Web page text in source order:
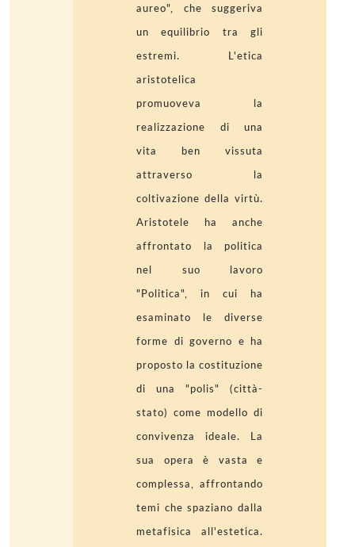
aureo", che suggeriva
un equilibrio tra gli
estremi. L'etica
aristotelica
promuoveva la
realizzazione di una
vita ben vissuta
attraverso la
coltivazione della virtù.
Aristotele ha anche
affrontato la politica
nel suo lavoro
"Politica", in cui ha
esaminato le diverse
forme di governo e ha
proposto la costituzione
di una "polis" (città-
stato) come modello di
convivenza ideale. La
sua opera è vasta e
complessa, affrontando
temi che spaziano dalla
metafisica all'estetica.